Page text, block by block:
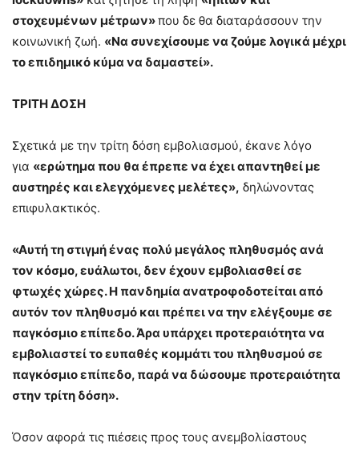
στοχευμένων μέτρων»που δε θα διαταράσσουν την
κοινωνική ζωή. «Να συνεχίσουμε να ζούμε λογικά μέχρι
το επιδημικό κύμα να δαμαστεί».
ΤΡΙΤΗ ΔΟΣΗ
Σχετικά με την τρίτη δόση εμβολιασμού, έκανε λόγο
για «ερώτημα που θα έπρεπε να έχει απαντηθεί με
αυστηρές και ελεγχόμενες μελέτες», δηλώνοντας
επιφυλακτικός.
«Αυτή τη στιγμή ένας πολύ μεγάλος πληθυσμός ανά
τον κόσμο, ευάλωτοι, δεν έχουν εμβολιασθεί σε
φτωχές χώρες. Η πανδημία ανατροφοδοτείται από
αυτόν τον πληθυσμό και πρέπει να την ελέγξουμε σε
παγκόσμιο επίπεδο. Άρα υπάρχει προτεραιότητα να
εμβολιαστεί το ευπαθές κομμάτι του πληθυσμού σε
παγκόσμιο επίπεδο, παρά να δώσουμε προτεραιότητα
στην τρίτη δόση».
Όσον αφορά τις πιέσεις προς τους ανεμβολίαστους